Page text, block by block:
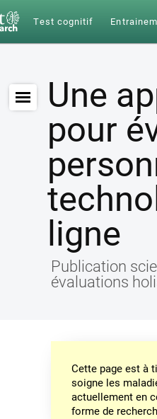
Test cognitif
Une
pour
ligne
Publication
évaluations
Cette page est à
soigne les
actuellement en
forme de